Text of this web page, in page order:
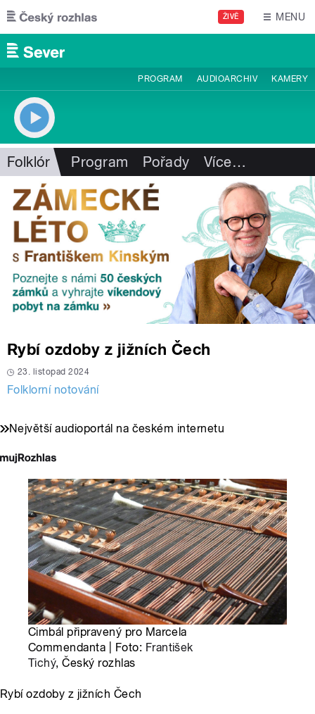
Přejít k hlavnímu obsahu
ŽIVĚ MENU
PROGRAM AUDIOARCHIV KAMERY
Folklór Program Pořady Více…
Rybí ozdoby z jižních Čech
23. listopad 2024
Folklorní notování
Největší audioportál na českém internetu
Cimbál připravený pro Marcela
Commendanta | Foto: František
Tichý, Český rozhlas
Rybí ozdoby z jižních Čech